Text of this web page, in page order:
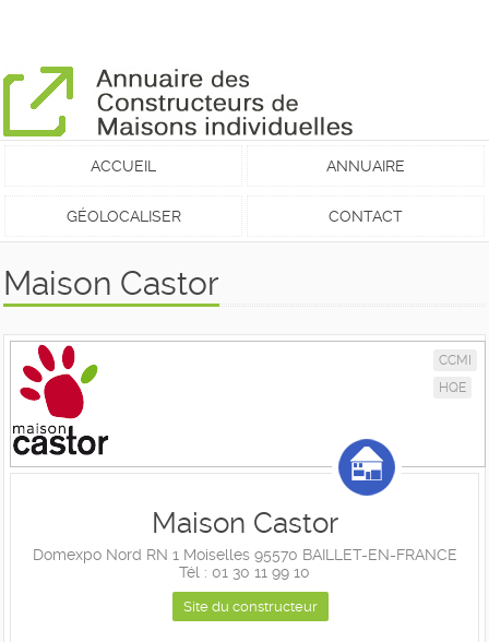
ACCUEIL ANNUAIRE
GÉOLOCALISER CONTACT
Maison Castor
CCMI
HQE
Maison Castor
Domexpo Nord RN 1 Moiselles 95570 BAILLET-EN-FRANCE
Tél : 01 30 11 99 10
Site du constructeur